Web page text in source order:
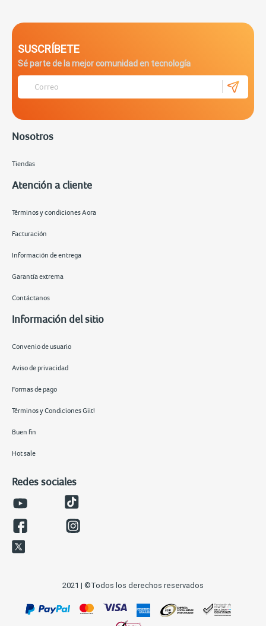
SUSCRÍBETE
Sé parte de la mejor comunidad en tecnología
Nosotros
Tiendas
Atención a cliente
Términos y condiciones Aora
Facturación
Información de entrega
Garantía extrema
Contáctanos
Información del sitio
Convenio de usuario
Aviso de privacidad
Formas de pago
Términos y Condiciones Giit!
Buen fin
Hot sale
Redes sociales
2021 | ©Todos los derechos reservados